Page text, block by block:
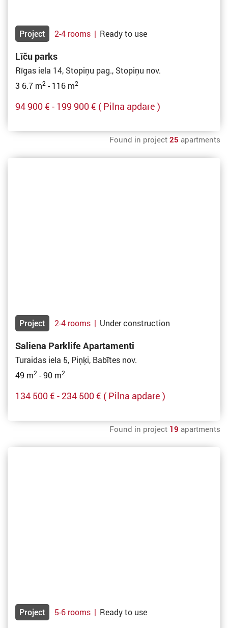
Project 2-4 rooms | Ready to use
Līču parks
Rīgas iela 14, Stopiņu pag., Stopiņu nov.
3 6.7 m2 - 116 m2
94 900 € - 199 900 € ( Pilna apdare )
Found in project 25 apartments
Project 2-4 rooms | Under construction
Saliena Parklife Apartamenti
Turaidas iela 5, Piņķi, Babītes nov.
49 m2 - 90 m2
134 500 € - 234 500 € ( Pilna apdare )
Found in project 19 apartments
Project 5-6 rooms | Ready to use